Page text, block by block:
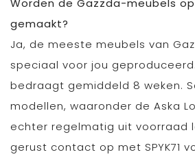
gemaakt?
Ja, de meeste meubels van
speciaal voor jou
bedraagt gemiddeld 8 weken.
modellen, waaronder de Aska
echter regelmatig uit voorraad
gerust contact op met SPYK71